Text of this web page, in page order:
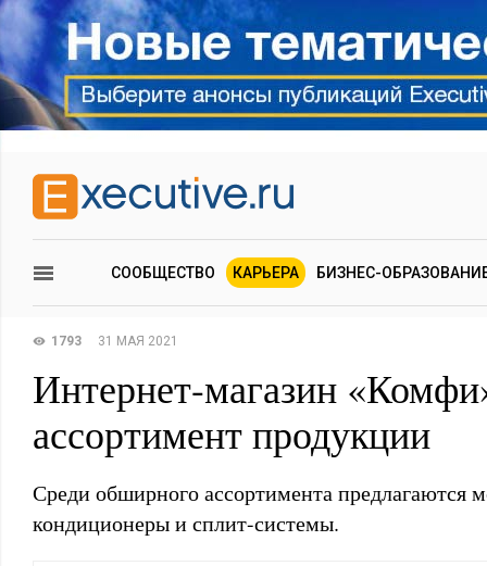
СООБЩЕСТВО КАРЬЕРА БИЗНЕС-
1793 31 МАЯ 2021
Интернет-магазин
ассортимент продукции
Среди обширного ассортимента предлагаются
кондиционеры и сплит-системы.